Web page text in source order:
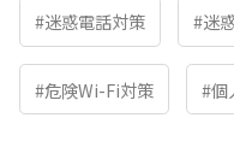
#迷惑電話対策 #迷
#危険Wi-Fi対策 #個